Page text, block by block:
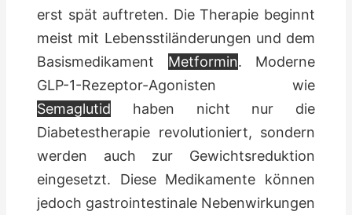
erst spät auftreten. Die Therapie beginnt
meist mit Lebensstiländerungen und dem
Basismedikament Metformin. Moderne
GLP-1-Rezeptor-Agonisten wie
Semaglutid haben nicht nur die
Diabetestherapie revolutioniert, sondern
werden auch zur Gewichtsreduktion
eingesetzt. Diese Medikamente können
jedoch gastrointestinale Nebenwirkungen